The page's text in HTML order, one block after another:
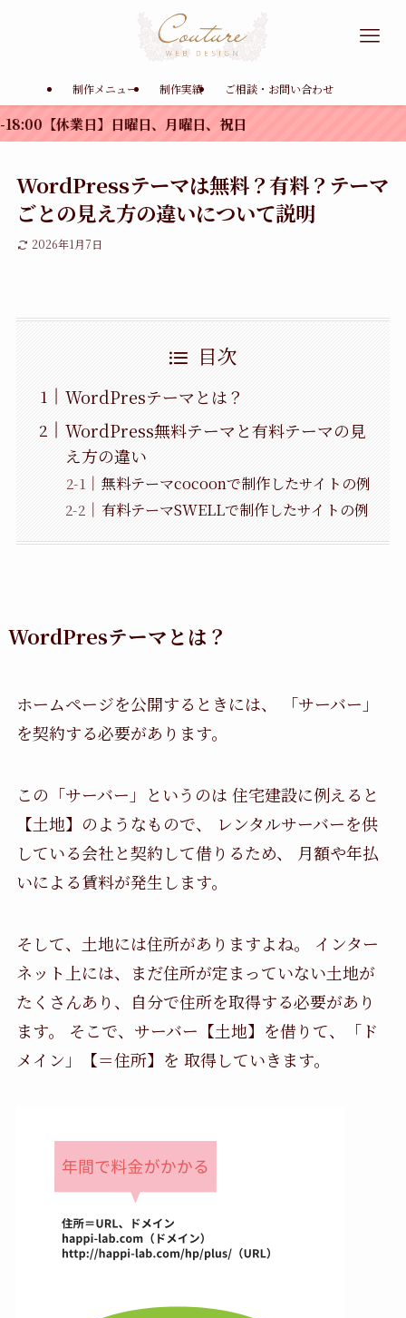
制作メニュー 制作実績 ご相談・お問い合わせ
休業日】日曜日、月曜日、祝日
WordPressテーマは無料？有料？テーマ
ごとの見え方の違いについて説明
2026年1月7日
目次
WordPresテーマとは？
WordPress無料テーマと有料テーマの見
え方の違い
無料テーマcocoonで制作したサイトの例
有料テーマSWELLで制作したサイトの例
WordPresテーマとは？
ホームページを公開するときには、 「サーバー」
を契約する必要があります。
この「サーバー」というのは 住宅建設に例えると
【土地】のようなもので、 レンタルサーバーを供
している会社と契約して借りるため、 月額や年払
いによる賃料が発生します。
そして、土地には住所がありますよね。 インター
ネット上には、まだ住所が定まっていない土地が
たくさんあり、自分で住所を取得する必要があり
ます。 そこで、サーバー【土地】を借りて、「ド
メイン」【＝住所】を 取得していきます。